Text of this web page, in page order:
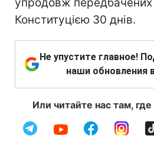
Конституцією 30 днів.
Не упустите главное!
наши обновления
Или читайте нас там,